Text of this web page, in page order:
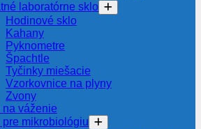
laboratórne sklo
Hodinové sklo
Kahany
Pyknometre
Špachtle
Tyčinky miešacie
Vzorkovnice na plyny
Zvony
na váženie
pre mikrobiológiu